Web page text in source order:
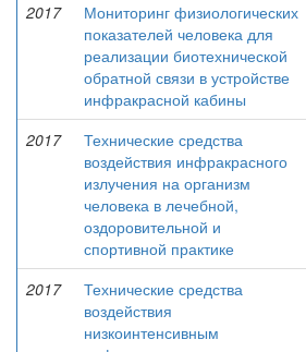
2017
Мониторинг физиологических
показателей человека для
реализации биотехнической
обратной связи в устройстве
инфракрасной кабины
2017
Технические средства
воздействия инфракрасного
излучения на организм
человека в лечебной,
оздоровительной и
спортивной практике
2017
Технические средства
воздействия
низкоинтенсивным